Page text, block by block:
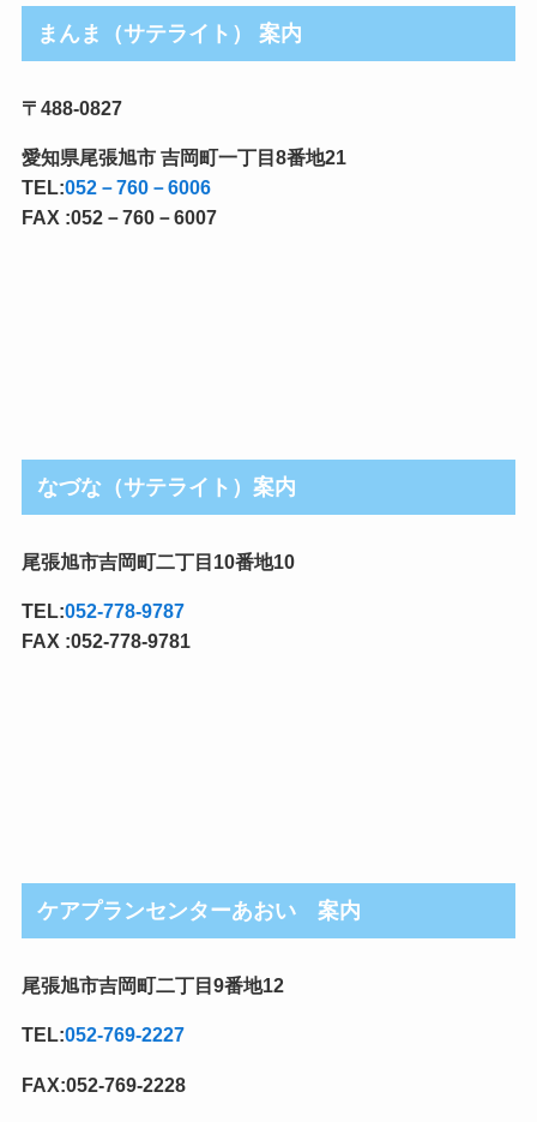
まんま（サテライト） 案内
〒488-0827
愛知県尾張旭市 吉岡町一丁目8番地21
TEL:052－760－6006
FAX :052－760－6007
なづな（サテライト）案内
尾張旭市吉岡町二丁目10番地10
TEL:052-778-9787
FAX :052-778-9781
ケアプランセンターあおい 案内
尾張旭市吉岡町二丁目9番地12
TEL:052-769-2227
FAX:052-769-2228